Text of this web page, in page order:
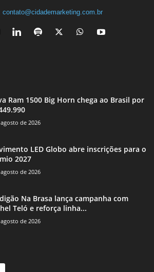
contato@cidademarketing.com.br
Ram 1500 Big Horn chega ao Brasil por
de 2026
LED Globo abre inscrições para o
2027
de 2026
Na Brasa lança campanha com
Teló e reforça linha...
de 2026